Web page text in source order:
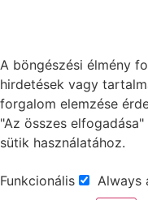
A böngészési élmény
hirdetések vagy
forgalom elemzése
"Az összes
sütik használatához.
Funkcionális Always